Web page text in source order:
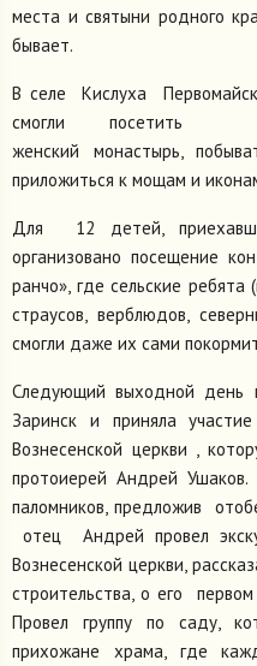
места и святыни родного
бывает.
В селе Кислуха
смогли посетить
женский монастырь,
приложиться к мощам и
Для 12 детей,
организовано посещение
ранчо», где сельские
страусов, верблюдов,
смогли даже их сами
Следующий выходной день
Заринск и приняла
Вознесенской церкви ,
протоиерей Андрей
паломников, предложив
отец Андрей провел
Вознесенской церкви,
строительства, о его
Провел группу по саду,
прихожане храма, где